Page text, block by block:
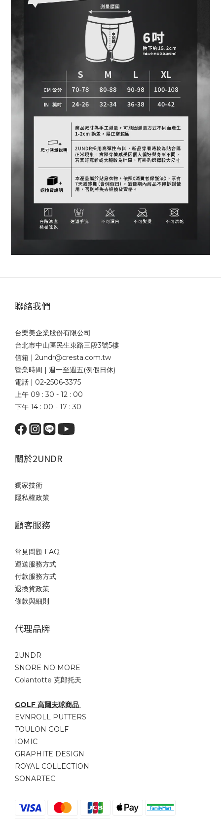
聯絡我們
台樂美企業股份有限公司
台北市中山區民生東路三段3號5樓
信箱 | 2undr@cresta.com.tw
營業時間 | 週一至週五(例假日休)
電話 | 02-2506-3375
上午 09 : 30 - 12 : 00
下午 14 : 00 - 17 : 30
關於2UNDR
獨家技術
隱私權政策
顧客服務
常見問題 FAQ
運送服務方式
付款服務方式
退換貨政策
條款與細則
代理品牌
2UNDR
SNORE NO MORE
Colantotte 克郎托天
GOLF 高爾夫球商品
EVNROLL PUTTERS
TOULON GOLF
IOMIC
GRAPHITE DESIGN
ROYAL COLLECTION
SONARTEC